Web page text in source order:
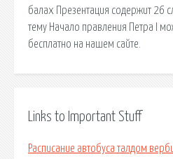
балах Презентация содержит 26
тему Начало правления Петра I
бесплатно на нашем сайте.
Links to Important Stuff
Расписание автобуса талдом